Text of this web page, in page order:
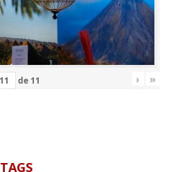
de 11 › »
TAGS